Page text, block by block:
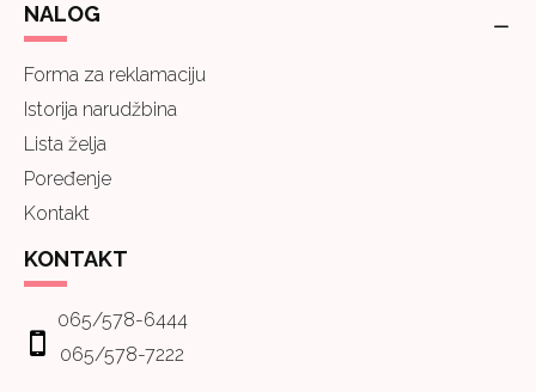
NALOG
Forma za reklamaciju
Istorija narudžbina
Lista želja
Poređenje
Kontakt
KONTAKT
065/578-6444
065/578-7222